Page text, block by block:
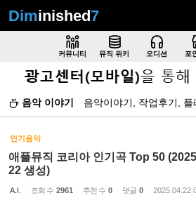
Diminished7
커뮤니티 뮤직 위키 오디션 포
음악 이야기 음악이야기, 작업후기, 플
인기음악
애플뮤직 코리아 인기곡 Top 50
22 생성)
A.I. 조회 수 2961 추천 수 0 댓글 0 2025.04.22
Sketchbook5, 스케
Sketchbook5, 스케